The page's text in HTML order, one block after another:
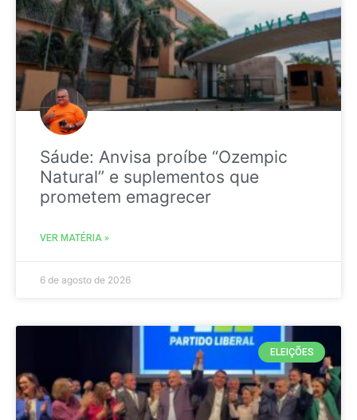
Sáude: Anvisa proíbe “Ozempic
Natural” e suplementos que
prometem emagrecer
VER MATÉRIA »
6 de agosto de 2026
ELEIÇÕES